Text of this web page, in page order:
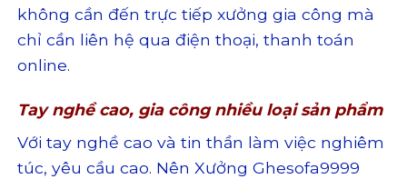
không cần đến trực tiếp xưởng gia công mà
chỉ cần liên hệ qua điện thoại, thanh toán
online.
Tay nghề cao, gia công nhiều loại sản phẩm
Với tay nghề cao và tin thần làm việc nghiêm
túc, yêu cầu cao. Nên Xưởng Ghesofa9999